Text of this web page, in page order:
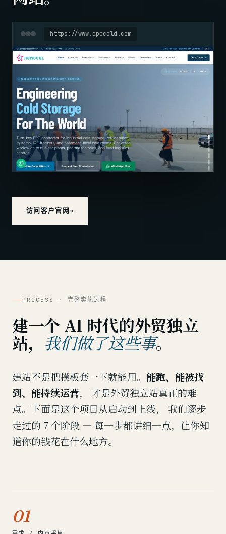
https://www.epccold.com
访问客户官网→
PROCESS · 完整实施过程
建一个 AI 时代的外贸独立
站， 我们做了这些事。
建站不是把模板套一下就能用。 能跑、能被找
到、能持续运营， 才是外贸独立站真正的难
点。下面是这个项目从启动到上线， 我们逐步
走过的 7 个阶段 — 每一步都讲细一点，让你知
道你的钱花在什么地方。
01